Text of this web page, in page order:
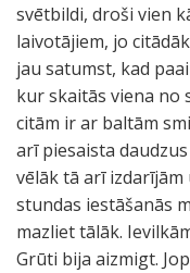
svētbildi, droši vien
laivotājiem, jo
jau satumst, kad
kur skaitās viena no
citām ir ar baltām
arī piesaista
vēlāk tā arī
stundas iestāšanās
mazliet tālāk.
Grūti bija aizmigt.